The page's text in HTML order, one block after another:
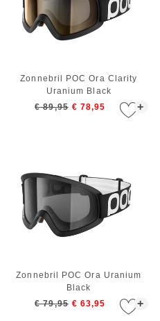
+
Zonnebril POC Ora Clarity
Uranium Black
€ 89,95 € 78,95
+
Zonnebril POC Ora Uranium
Black
€ 79,95 € 63,95